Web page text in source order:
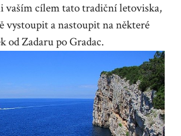
vaším cílem tato tradiční letoviska,
vystoupit a nastoupit na některé
od Zadaru po Gradac.